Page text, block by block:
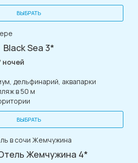
ВЫБРАТЬ
Black Sea 3*
ночей
дельфинарий, аквапарки
в 50 м
ВЫБРАТЬ
Жемчужина 4*